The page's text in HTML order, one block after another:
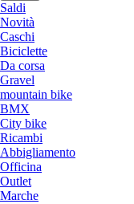
Saldi
Novità
Caschi
Biciclette
Da corsa
Gravel
mountain bike
BMX
City bike
Ricambi
Abbigliamento
Officina
Outlet
Marche